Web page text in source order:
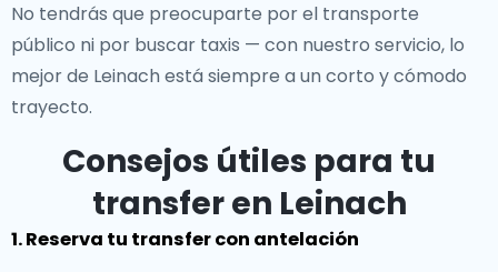
No tendrás que preocuparte por el transporte
público ni por buscar taxis — con nuestro servicio, lo
mejor de Leinach está siempre a un corto y cómodo
trayecto.
Consejos útiles para tu
transfer en Leinach
1. Reserva tu transfer con antelación